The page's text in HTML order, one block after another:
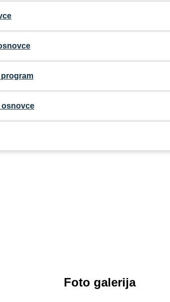
osnovce
Foto galerija